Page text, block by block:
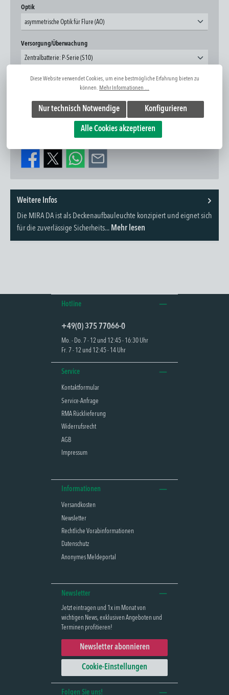
Optikauswählen
asymmetrische Optik für Flure (AO)
Versorgung/Überwachungauswählen
Zentralbatterie: P-Serie (S10)
Produkt Anzahl: Gib den gewünschten Wert ein oder benutze die Schaltflächen um die Anzahl zu erhöhen oder zu
Zum Merkzettel hinzufügen Frage zum Artikel
1340153023
Weitere Infos
Die MIRA DA ist als Deckenaufbauleuchte konzipiert und eignet sich
für die zuverlässige Sicherheits... Mehr lesen
Hotline
+49(0) 375 77066-0
Mo. - Do. 7 - 12 und 12:45 - 16:30 Uhr
Fr. 7 - 12 und 12:45 - 14 Uhr
Service
Kontaktformular
Service-Anfrage
RMA Rücklieferung
Widerrufsrecht
AGB
Impressum
Informationen
Versandkosten
Newsletter
Rechtliche Vorabinformationen
Datenschutz
Anonymes Meldeportal
Newsletter
Jetzt eintragen und 1x im Monat von
wichtigen News, exklusiven Angeboten und
Terminen profitieren!
Newsletter abonnieren
Cookie-Einstellungen
Folgen Sie uns!
Diese Website verwendet Cookies, um eine bestmögliche Erfahrung bieten zu
können. Mehr Informationen ...
Nur technisch Notwendige Konfigurieren
Alle Cookies akzeptieren